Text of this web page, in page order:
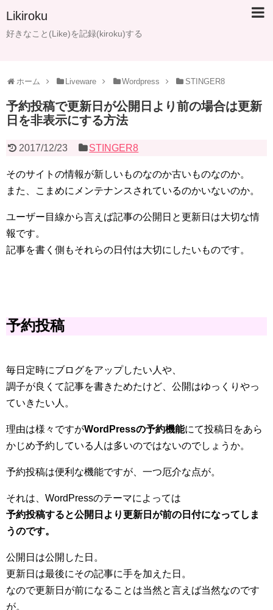
Likiroku
好きなこと(Like)を記録(kiroku)する
ホーム Liveware Wordpress STINGER8
予約投稿で更新日が公開日より前の場合は更新
日を非表示にする方法
2017/12/23 STINGER8
そのサイトの情報が新しいものなのか古いものなのか。
また、こまめにメンテナンスされているのかいないのか。
ユーザー目線から言えば記事の公開日と更新日は大切な情
報です。
記事を書く側もそれらの日付は大切にしたいものです。
予約投稿
毎日定時にブログをアップしたい人や、
調子が良くて記事を書きためたけど、公開はゆっくりやっ
ていきたい人。
理由は様々ですがWordPressの予約機能にて投稿日をあら
かじめ予約している人は多いのではないのでしょうか。
予約投稿は便利な機能ですが、一つ厄介な点が。
それは、WordPressのテーマによっては
予約投稿すると公開日より更新日が前の日付になってしま
うのです。
公開日は公開した日。
更新日は最後にその記事に手を加えた日。
なので更新日が前になることは当然と言えば当然なのです
が。